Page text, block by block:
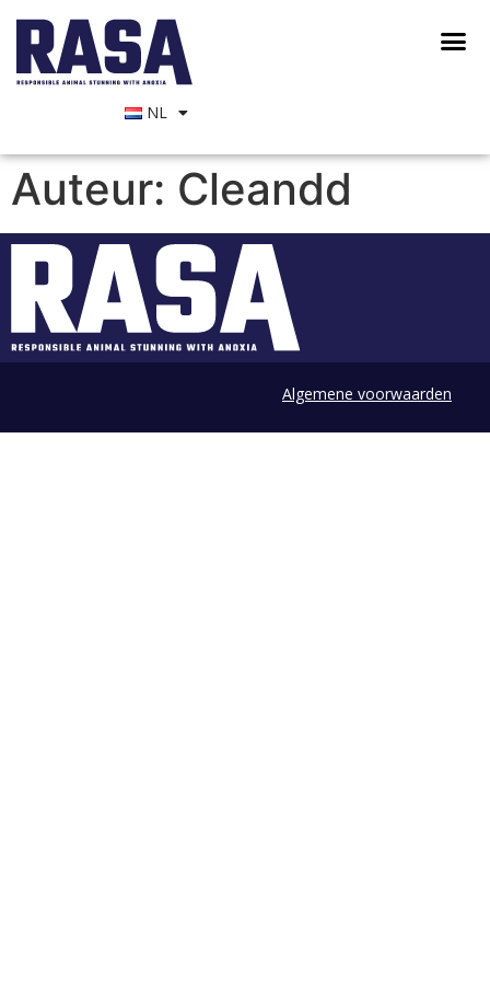
NL
Auteur: Cleandd
Algemene voorwaarden